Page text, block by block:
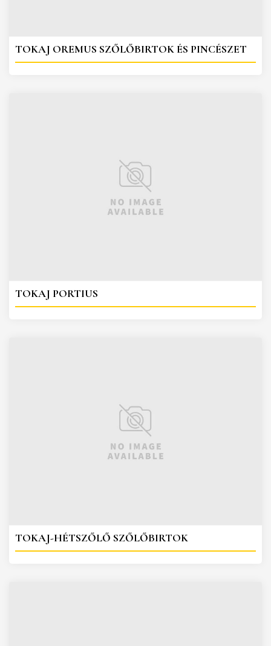
TOKAJ OREMUS SZŐLŐBIRTOK ÉS PINCÉSZET
TOKAJ PORTIUS
TOKAJ-HÉTSZŐLŐ SZŐLŐBIRTOK